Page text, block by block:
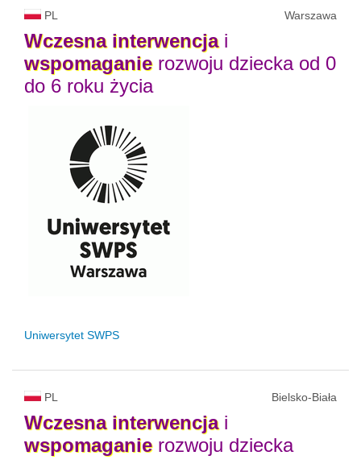
PL Warszawa
Wczesna interwencjai
wspomaganierozwoju dziecka od 0
do 6 roku życia
Uniwersytet SWPS
PL Bielsko-Biała
Wczesna interwencjai
wspomaganierozwoju dziecka